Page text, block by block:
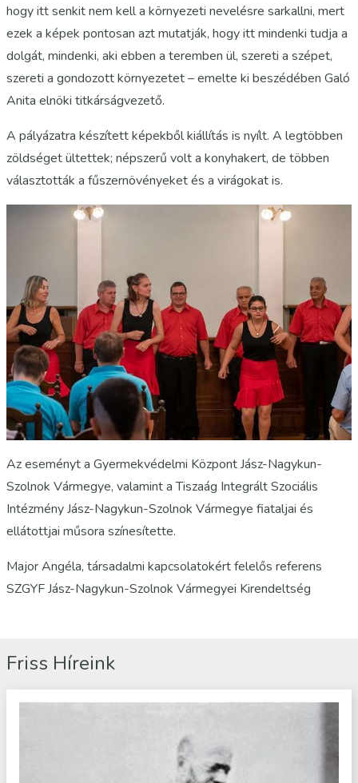
hogy itt senkit nem kell a környezeti nevelésre sarkallni, mert
ezek a képek pontosan azt mutatják, hogy itt mindenki tudja a
dolgát, mindenki, aki ebben a teremben ül, szereti a szépet,
szereti a gondozott környezetet – emelte ki beszédében Galó
Anita elnöki titkárságvezető.
A pályázatra készített képekből kiállítás is nyílt. A legtöbben
zöldséget ültettek; népszerű volt a konyhakert, de többen
választották a fűszernövényeket és a virágokat is.
Az eseményt a Gyermekvédelmi Központ Jász-Nagykun-
Szolnok Vármegye, valamint a Tiszaág Integrált Szociális
Intézmény Jász-Nagykun-Szolnok Vármegye fiataljai és
ellátottjai műsora színesítette.
Major Angéla, társadalmi kapcsolatokért felelős referens
SZGYF Jász-Nagykun-Szolnok Vármegyei Kirendeltség
Friss Híreink